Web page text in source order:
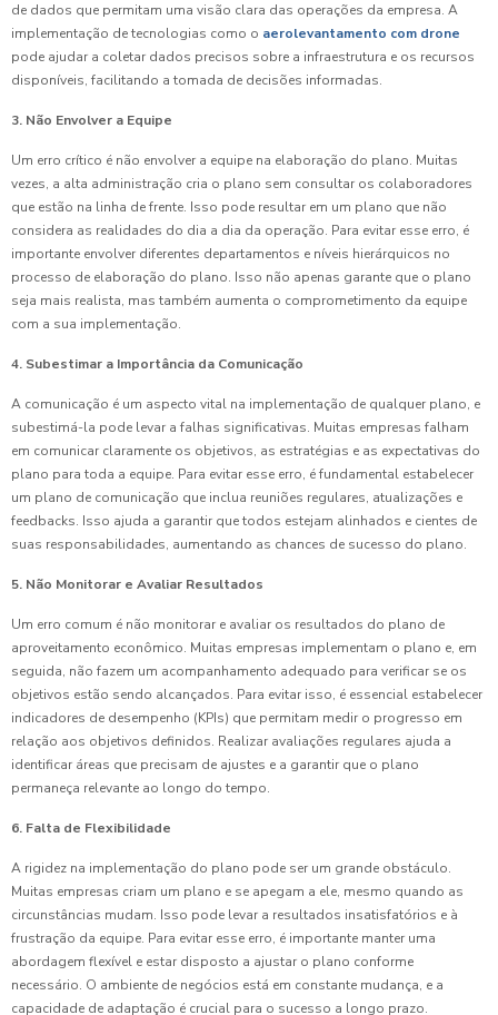
de dados que permitam uma visão clara das operações da empresa. A
implementação de tecnologias como o aerolevantamento com drone
pode ajudar a coletar dados precisos sobre a infraestrutura e os recursos
disponíveis, facilitando a tomada de decisões informadas.
3. Não Envolver a Equipe
Um erro crítico é não envolver a equipe na elaboração do plano. Muitas
vezes, a alta administração cria o plano sem consultar os colaboradores
que estão na linha de frente. Isso pode resultar em um plano que não
considera as realidades do dia a dia da operação. Para evitar esse erro, é
importante envolver diferentes departamentos e níveis hierárquicos no
processo de elaboração do plano. Isso não apenas garante que o plano
seja mais realista, mas também aumenta o comprometimento da equipe
com a sua implementação.
4. Subestimar a Importância da Comunicação
A comunicação é um aspecto vital na implementação de qualquer plano, e
subestimá-la pode levar a falhas significativas. Muitas empresas falham
em comunicar claramente os objetivos, as estratégias e as expectativas do
plano para toda a equipe. Para evitar esse erro, é fundamental estabelecer
um plano de comunicação que inclua reuniões regulares, atualizações e
feedbacks. Isso ajuda a garantir que todos estejam alinhados e cientes de
suas responsabilidades, aumentando as chances de sucesso do plano.
5. Não Monitorar e Avaliar Resultados
Um erro comum é não monitorar e avaliar os resultados do plano de
aproveitamento econômico. Muitas empresas implementam o plano e, em
seguida, não fazem um acompanhamento adequado para verificar se os
objetivos estão sendo alcançados. Para evitar isso, é essencial estabelecer
indicadores de desempenho (KPIs) que permitam medir o progresso em
relação aos objetivos definidos. Realizar avaliações regulares ajuda a
identificar áreas que precisam de ajustes e a garantir que o plano
permaneça relevante ao longo do tempo.
6. Falta de Flexibilidade
A rigidez na implementação do plano pode ser um grande obstáculo.
Muitas empresas criam um plano e se apegam a ele, mesmo quando as
circunstâncias mudam. Isso pode levar a resultados insatisfatórios e à
frustração da equipe. Para evitar esse erro, é importante manter uma
abordagem flexível e estar disposto a ajustar o plano conforme
necessário. O ambiente de negócios está em constante mudança, e a
capacidade de adaptação é crucial para o sucesso a longo prazo.